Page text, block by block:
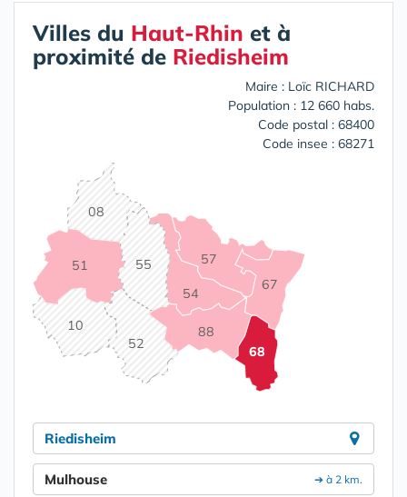
Villes du Haut-Rhin et à
proximité de Riedisheim
Maire : Loïc RICHARD
Population : 12 660 habs.
Code postal : 68400
Code insee : 68271
08
10
51
52
54
55 57
67
68
88
Riedisheim
➔ à 2 km.
Mulhouse